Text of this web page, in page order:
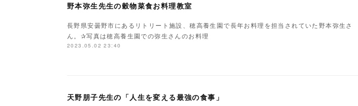
野本弥生先生の穀物菜食お料理教室
長野県安曇野市にあるリトリート施設、穂高養生園で長年お料理を担当されていた野本弥生さ
ん。✰写真は穂高養生園での弥生さんのお料理
2023.05.02 23:40
天野朋子先生の「人生を変える最強の食事」